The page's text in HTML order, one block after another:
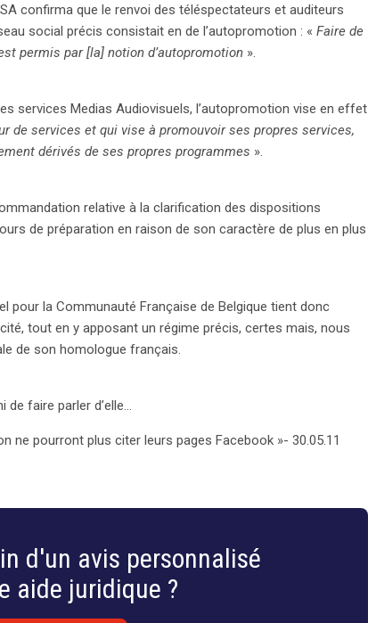
confirma que le renvoi des téléspectateurs et auditeurs
social précis consistait en de l’autopromotion : « Faire de
permis par [la] notion d’autopromotion ».
services Medias Audiovisuels, l’autopromotion vise en effet
de services et qui vise à promouvoir ses propres services,
dérivés de ses propres programmes ».
relative à la clarification des dispositions
de préparation en raison de son caractère de plus en plus
pour la Communauté Française de Belgique tient donc
tout en y apposant un régime précis, certes mais, nous
de son homologue français.
de faire parler d’elle…
ne pourront plus citer leurs pages Facebook »- 30.05.11
d'un avis personnalisé
aide juridique ?